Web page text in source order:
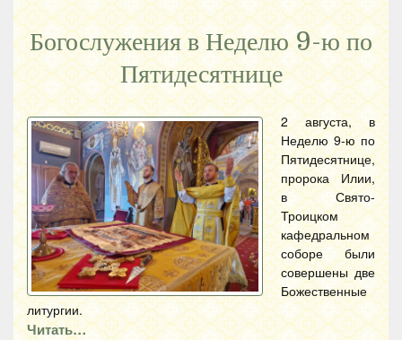
Богослужения в Неделю 9-ю по
Пятидесятнице
2 августа, в
Неделю 9-ю по
Пятидесятнице,
пророка Илии,
в Свято-
Троицком
кафедральном
соборе были
совершены две
Божественные
литургии.
Читать…